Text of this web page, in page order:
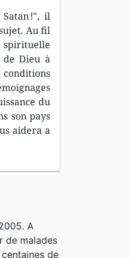
!", il
Au fil
de Dieu à
du
son pays
aidera a
A
de malades
de